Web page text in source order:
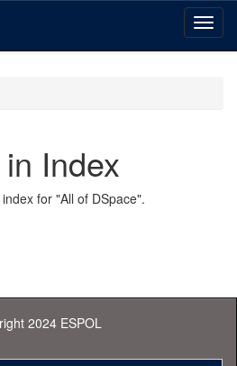
Index
for "All of DSpace".
2024 ESPOL